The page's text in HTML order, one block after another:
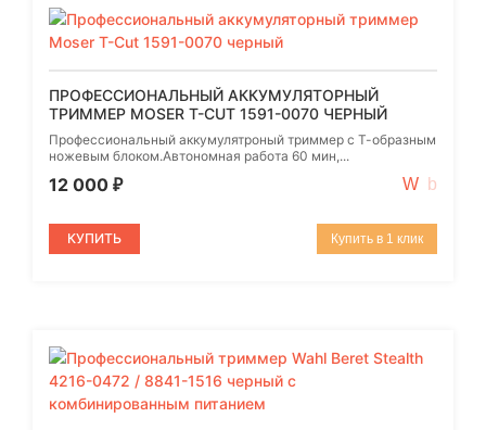
ПРОФЕССИОНАЛЬНЫЙ АККУМУЛЯТОРНЫЙ
ТРИММЕР MOSER T-CUT 1591-0070 ЧЕРНЫЙ
Профессиональный аккумулятроный триммер с Т-образным
ножевым блоком.Автономная работа 60 мин,...
12 000 ₽
КУПИТЬ Купить в 1 клик